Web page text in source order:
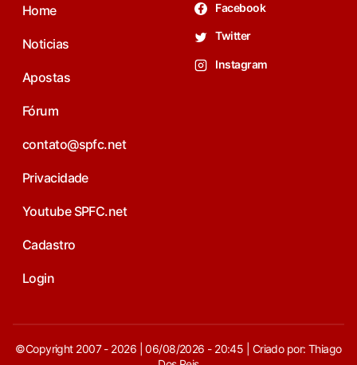
Home
Noticias
Apostas
Fórum
contato@spfc.net
Privacidade
Youtube SPFC.net
Cadastro
Login
Facebook
Twitter
Instagram
©Copyright 2007 - 2026 | 06/08/2026 - 20:45 | Criado por: Thiago